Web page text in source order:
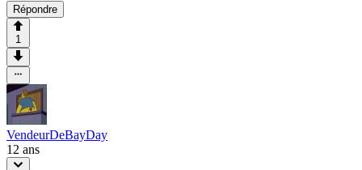
Répondre
1
VendeurDeBayDay
12 ans